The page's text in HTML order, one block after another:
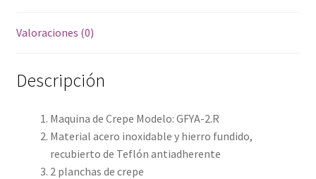
Valoraciones (0)
Descripción
Maquina de Crepe Modelo: GFYA-2.R
Material acero inoxidable y hierro fundido,
recubierto de Teflón antiadherente
2 planchas de crepe